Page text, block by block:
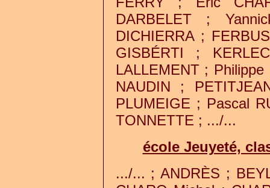
DARBELET ;
DICHIERRA ;
GISBÉRTI ;
LALLEMENT ;
NAUDIN ;
PLUMEIGE ; Pascal
TONNETTE ; .../...
école Jeuyeté,
.../... ; ANDRÈS ;